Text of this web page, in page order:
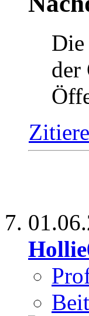
Die
der